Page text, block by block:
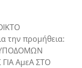
την προμήθεια:
ΥΠΟΔΟΜΩΝ
ΑμεΑ ΣΤΟ